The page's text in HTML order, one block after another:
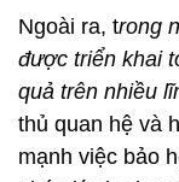
Ngoài ra, trong
được triển khai
quả trên nhiều
thủ quan hệ và
mạnh việc bảo